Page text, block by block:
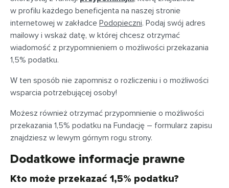
w profilu każdego beneficjenta na naszej stronie
internetowej w zakładce Podopieczni. Podaj swój adres
mailowy i wskaż datę, w której chcesz otrzymać
wiadomość z przypomnieniem o możliwości przekazania
1,5% podatku.
W ten sposób nie zapomnisz o rozliczeniu i o możliwości
wsparcia potrzebującej osoby!
Możesz również otrzymać przypomnienie o możliwości
przekazania 1,5% podatku na Fundację – formularz zapisu
znajdziesz w lewym górnym rogu strony.
Dodatkowe informacje prawne
Kto może przekazać 1,5% podatku?